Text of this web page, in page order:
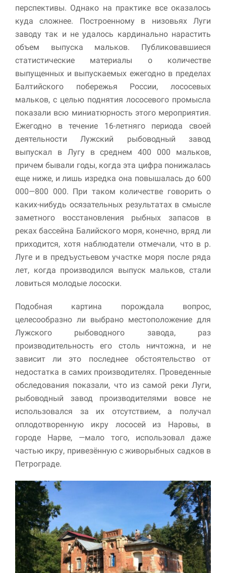
перспективы. Однако на практике все оказалось
куда сложнее. Построенному в низовьях Луги
заводу так и не удалось кардинально нарастить
объем выпуска мальков. Публиковавшиеся
статистические материалы о количестве
выпущенных и выпускаемых ежегодно в пределах
Балтийского побережья России, лососевых
мальков, с целью поднятия лососевого промысла
показали всю миниатюрность этого мероприятия.
Ежегодно в течение 16-летняго периода своей
деятельности Лужский рыбоводный завод
выпускал в Лугу в среднем 400 000 мальков,
причем бывали годы, когда эта цифра понижалась
еще ниже, и лишь изредка она повышалась до 600
000—800 000. При таком количестве говорить о
каких-нибудь осязательных результатах в смысле
заметного восстановления рыбных запасов в
реках бассейна Балийского моря, конечно, вряд ли
приходится, хотя наблюдатели отмечали, что в р.
Луге и в предъустьевом участке моря после ряда
лет, когда производился вы­пуск мальков, стали
ловиться молодые лососки.
Подобная картина порождала вопрос,
целесообразно ли выбрано местоположение для
Лужского рыбоводного завода, раз
производительность его столь ничтожна, и не
зависит ли это последнее обстоятель­ство от
недостатка в самих производителях. Проведенные
обследования показали, что из самой реки Луги,
рыбоводный завод производителями вовсе не
использовался за их отсутствием, а получал
оплодотворенную икру лососей из Наровы, в
городе Нарве, —мало того, использовал даже
частью икру, привезённую с живорыбных садков в
Петрограде.